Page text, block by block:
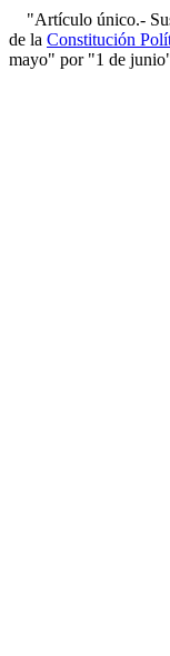
"Artículo único.-
de la Constitución
mayo" por "1 de